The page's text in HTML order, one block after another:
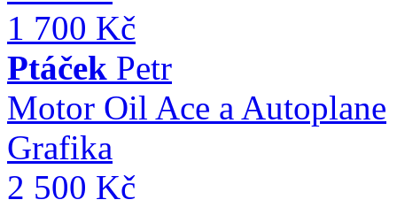
1 700 Kč
Ptáček Petr
Motor Oil Ace a Autoplane
Grafika
2 500 Kč